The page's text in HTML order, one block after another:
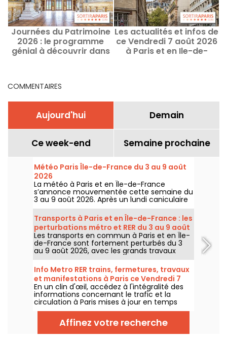
Journées du Patrimoine
2026 : le programme
génial à découvrir dans
Les actualités et infos de
ce Vendredi 7 août 2026
à Paris et en Ile-de-
COMMENTAIRES
Aujourd'hui Demain
Ce week-end Semaine prochaine
Météo Paris Île-de-France du 3 au 9 août
2026
La météo à Paris et en Île-de-France
s’annonce mouvementée cette semaine du
3 au 9 août 2026. Après un lundi caniculaire
marqué par un risque d’orages, les
températures vont progressivement baisser
avant le retour d’un temps plus chaud et
ensoleillé pour le week-end.
Transports à Paris et en Île-de-France : les
perturbations métro et RER du 3 au 9 août
2026
Les transports en commun à Paris et en Île-
de-France sont fortement perturbés du 3
au 9 août 2026, avec les grands travaux
d'été qui impactent très durement
certaines lignes, selon la RATP et SNCF.
Info Metro RER trains, fermetures, travaux
et manifestations à Paris ce Vendredi 7
août 2026
En un clin d'œil, accédez à l'intégralité des
informations concernant le trafic et la
circulation à Paris mises à jour en temps
réel. Metro RER et Transilien de la RATP,
travaux, circulation, grands évènements et
manifestations, on vous donne toutes les
informations pratiques à connaître avant de
Affinez votre recherche